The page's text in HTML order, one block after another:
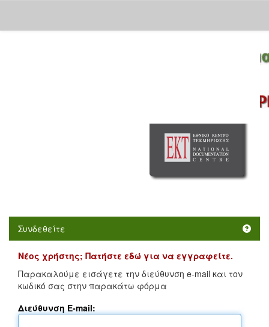
Συνδεθείτε
Νέος χρήστης; Πατήστε εδώ για να εγγραφείτε.
Παρακαλούμε εισάγετε την διεύθυνση e-mail και τον
κωδικό σας στην παρακάτω φόρμα
Διεύθυνση E-mail: